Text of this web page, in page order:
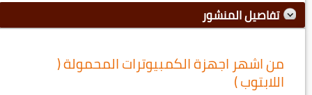
تفاصيل المنشور
من اشهر اجهزة الكمبيوترات المحمولة (
اللابتوب )